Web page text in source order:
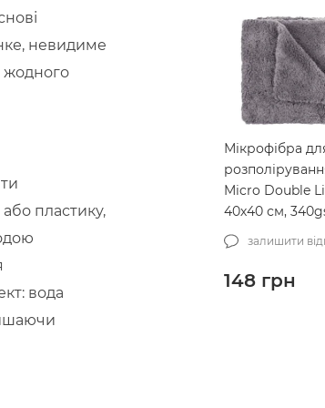
невидиме
жодного
пластику,
вода
Мікрофібра
Micro Double
40х40 см,
(MCS-03/1)
залишити
148 грн